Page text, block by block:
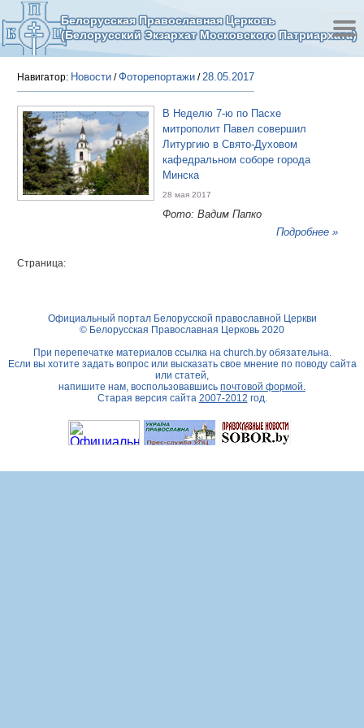
Белорусская Православная Церковь
(Белорусский Экзархат Московского Патриархата)
Навигатор: Новости /Фоторепортажи /28.05.2017
В Неделю 7-ю по Пасхе
митрополит Павел совершил
Литургию в Свято-Духовом
кафедральном соборе города
Минска
28 мая 2017
Фото: Вадим Папко
Подробнее »
Страница:
Официальный портал Белорусской православной Церкви
© Белорусская Православная Церковь 2020
При перепечатке материалов ссылка на church.byобязательна.
Если вы хотите задать вопрос или высказать свое мнение по поводу сайта
или статей,
напишите нам, воспользовавшись почтовой формой.
Старая версия сайта 2007-2012 год.